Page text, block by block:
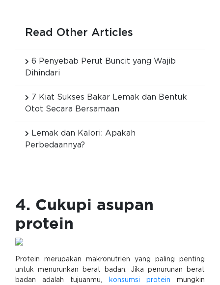
Read Other Articles
6 Penyebab Perut Buncit yang Wajib
Dihindari
7 Kiat Sukses Bakar Lemak dan Bentuk
Otot Secara Bersamaan
Lemak dan Kalori: Apakah
Perbedaannya?
4. Cukupi asupan
protein
Protein merupakan makronutrien yang paling penting
untuk menurunkan berat badan. Jika penurunan berat
badan adalah tujuanmu,
konsumsi protein mungkin